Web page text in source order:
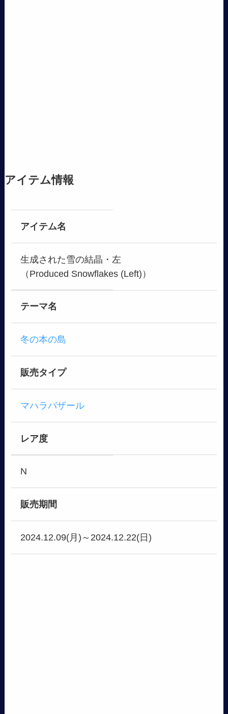
アイテム情報
アイテム名
生成された雪の結晶・左
（Produced Snowflakes (Left)）
テーマ名
冬の本の島
販売タイプ
マハラバザール
レア度
N
販売期間
2024.12.09(月)～2024.12.22(日)